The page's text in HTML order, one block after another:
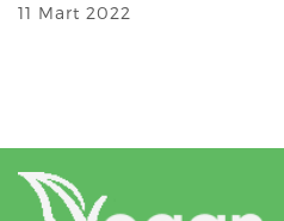
11 Mart 2022